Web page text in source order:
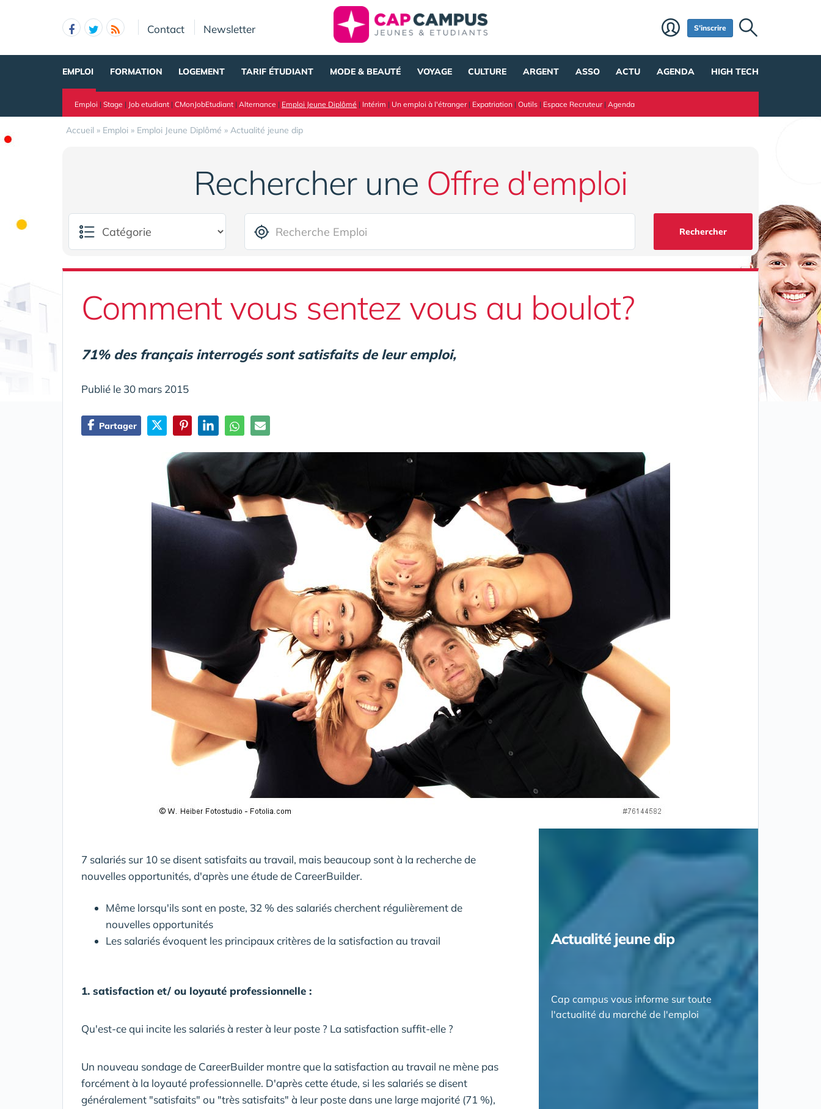
Contact Newsletter S'inscrire
EMPLOI FORMATION LOGEMENT TARIF ÉTUDIANT MODE & BEAUTÉ VOYAGE CULTURE ARGENT ASSO ACTU AGENDA HIGH TECH
Emploi | Stage | Job etudiant | CMonJobEtudiant | Alternance | Emploi Jeune Diplômé | Intérim | Un emploi à l'étranger| Expatriation | Outils | Espace Recruteur| Agenda
Accueil » Emploi » Emploi Jeune Diplômé » Actualité jeune dip
Rechercher une Offre d'emploi
Rechercher
Comment vous sentez vous au boulot?
71% des français interrogés sont satisfaits de leur emploi,
Publié le 30 mars 2015
Partager
7 salariés sur 10 se disent satisfaits au travail, mais beaucoup sont à la recherche de
nouvelles opportunités, d'après une étude de CareerBuilder.
Même lorsqu'ils sont en poste, 32 % des salariés cherchent régulièrement de
nouvelles opportunités
Les salariés évoquent les principaux critères de la satisfaction au travail
1. satisfaction et/ ou loyauté professionnelle :
Qu'est-ce qui incite les salariés à rester à leur poste ? La satisfaction suffit-elle ?
Un nouveau sondage de CareerBuilder montre que la satisfaction au travail ne mène pas
forcément à la loyauté professionnelle. D'après cette étude, si les salariés se disent
généralement "satisfaits" ou "très satisfaits" à leur poste dans une large majorité (71 %),
Actualité jeune dip
Cap campus vous informe sur toute
l'actualité du marché de l'emploi